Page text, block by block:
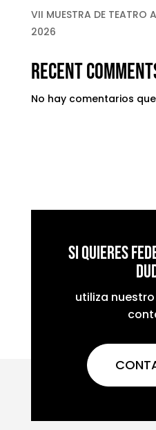
VII MUESTRA DE TEATRO
2026
Recent
No hay comentarios
Si quieres
utiliza